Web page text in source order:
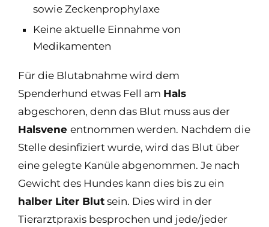
sowie Zeckenprophylaxe
Keine aktuelle Einnahme von
Medikamenten
Für die Blutabnahme wird dem
Spenderhund etwas Fell am Hals
abgeschoren, denn das Blut muss aus der
Halsvene entnommen werden. Nachdem die
Stelle desinfiziert wurde, wird das Blut über
eine gelegte Kanüle abgenommen. Je nach
Gewicht des Hundes kann dies bis zu ein
halber Liter Blut sein. Dies wird in der
Tierarztpraxis besprochen und jede/jeder